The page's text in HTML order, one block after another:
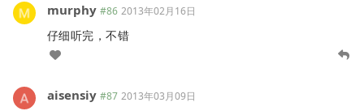
murphy #86 2013年02月16日
仔细听完，不错
aisensiy #87 2013年03月09日